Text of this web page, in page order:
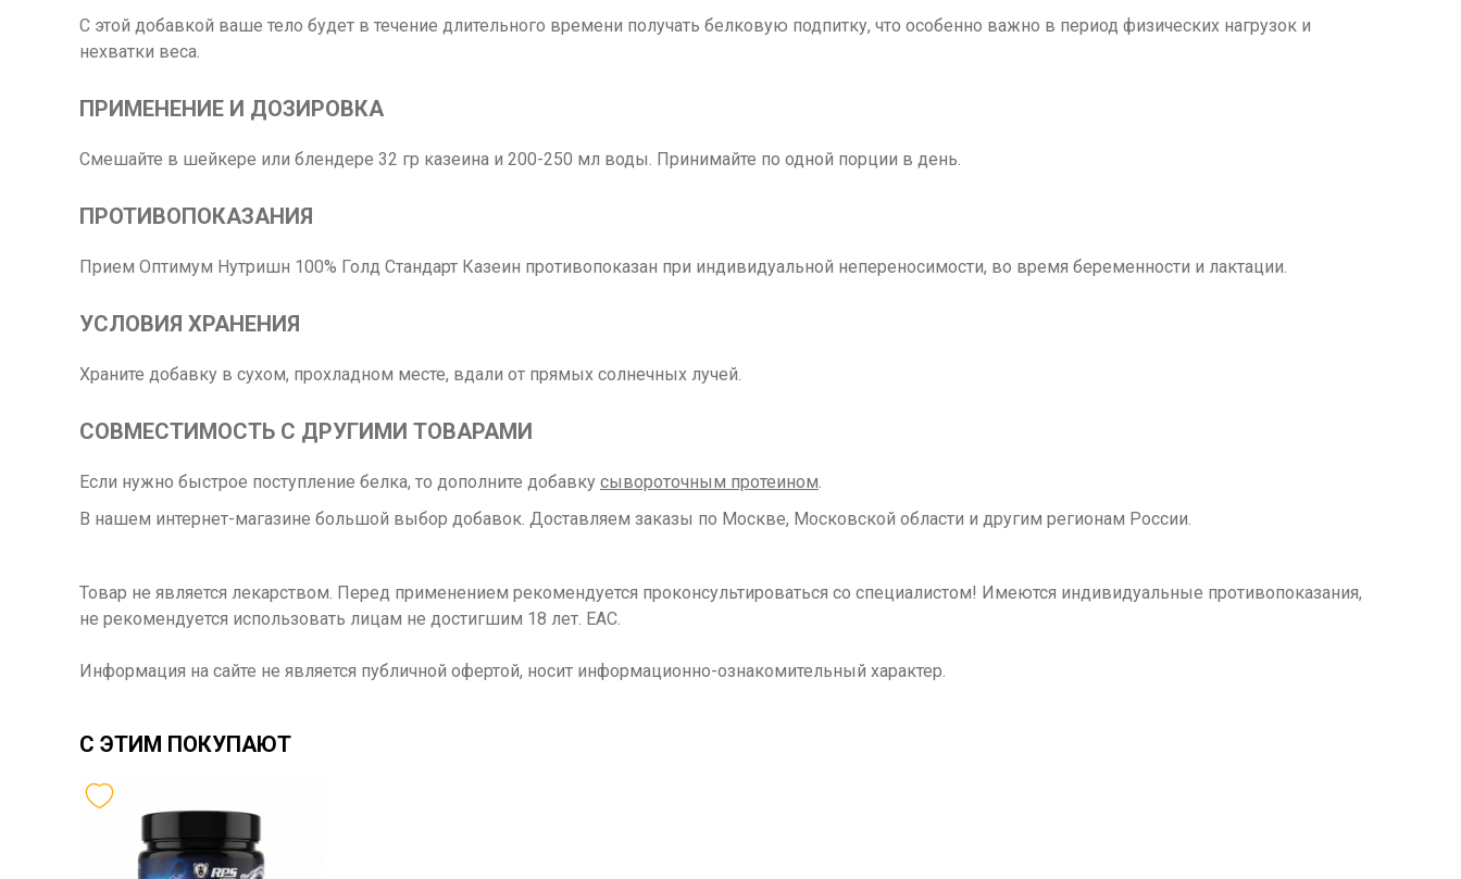
С этой добавкой ваше тело будет в течение длительного времени получать белковую подпитку, что особенно важно в период физических нагрузок и
нехватки веса.
ПРИМЕНЕНИЕ И ДОЗИРОВКА
Смешайте в шейкере или блендере 32 гр казеина и 200-250 мл воды. Принимайте по одной порции в день.
ПРОТИВОПОКАЗАНИЯ
Прием Оптимум Нутришн 100% Голд Стандарт Казеин противопоказан при индивидуальной непереносимости, во время беременности и лактации.
УСЛОВИЯ ХРАНЕНИЯ
Храните добавку в сухом, прохладном месте, вдали от прямых солнечных лучей.
СОВМЕСТИМОСТЬ С ДРУГИМИ ТОВАРАМИ
Если нужно быстрое поступление белка, то дополните добавку сывороточным протеином.
В нашем интернет-магазине большой выбор добавок. Доставляем заказы по Москве, Московской области и другим регионам России.
Товар не является лекарством. Перед применением рекомендуется проконсультироваться со специалистом! Имеются индивидуальные противопоказания,
не рекомендуется использовать лицам не достигшим 18 лет. ЕАС.
Информация на сайте не является публичной офертой, носит информационно-ознакомительный характер.
С ЭТИМ ПОКУПАЮТ